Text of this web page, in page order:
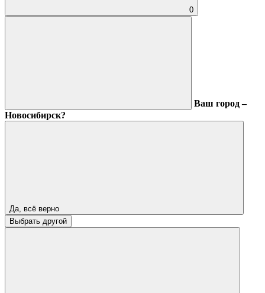
0
Ваш город –
Новосибирск?
Да, всё верно
Выбрать другой